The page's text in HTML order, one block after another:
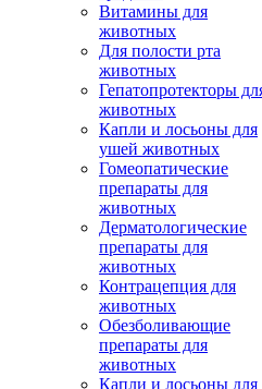
Витамины для
животных
Для полости рта
животных
Гепатопротекторы
животных
Капли и лосьоны для
ушей животных
Гомеопатические
препараты для
животных
Дерматологические
препараты для
животных
Контрацепция для
животных
Обезболивающие
препараты для
животных
Капли и лосьоны для